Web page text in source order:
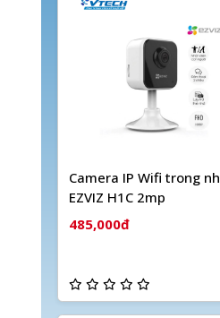
Camera IP Wifi trong
EZVIZ H1C 2mp
485,000đ